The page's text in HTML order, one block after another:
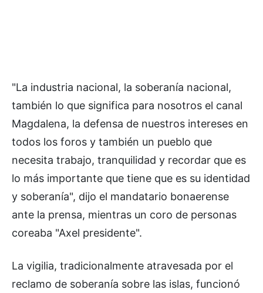
"La industria nacional, la soberanía nacional,
también lo que significa para nosotros el canal
Magdalena, la defensa de nuestros intereses en
todos los foros y también un pueblo que
necesita trabajo, tranquilidad y recordar que es
lo más importante que tiene que es su identidad
y soberanía", dijo el mandatario bonaerense
ante la prensa, mientras un coro de personas
coreaba "Axel presidente".
La vigilia, tradicionalmente atravesada por el
reclamo de soberanía sobre las islas, funcionó